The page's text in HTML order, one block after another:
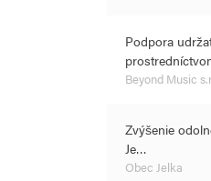
Podpora
Beyond Music
Zvýšenie
Je…
Obec Jelka